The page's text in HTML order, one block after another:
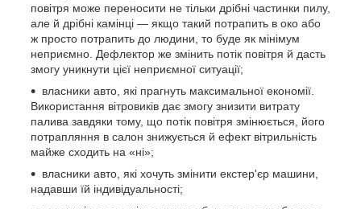
повітря може переносити не тільки дрібні частинки пилу,
але й дрібні камінці — якщо такий потрапить в око або
ж просто потрапить до людини, то буде як мінімум
неприємно. Дефлектор же змінить потік повітря й дасть
змогу уникнути цієї неприємної ситуації;
власники авто, які прагнуть максимальної економії.
Використання вітровиків дає змогу знизити витрату
палива завдяки тому, що потік повітря змінюється, його
потрапляння в салон знижується й ефект вітрильність
майже сходить на «ні»;
власники авто, які хочуть змінити екстер'єр машини,
надавши їй індивідуальності;